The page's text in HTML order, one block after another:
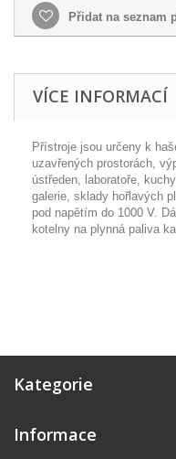
Přidat na seznam
VÍCE INFORMACÍ
Přístroje jsou určeny k
uzavřených prostorách,
ústředen, laboratoře,
galerie, sklady hořlavých
pod napětím do 1000 V.
kotelny na plynná paliva
Kategorie
Informace